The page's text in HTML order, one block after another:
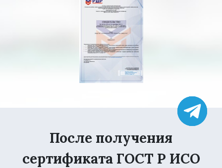
После получения
сертификата ГОСТ Р ИСО